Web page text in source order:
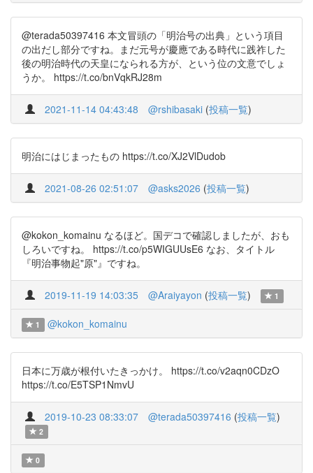
@terada50397416 本文冒頭の「明治号の出典」という項目
の出だし部分ですね。まだ元号が慶應である時代に践祚した
後の明治時代の天皇になられる方が、という位の文意でしょ
うか。 https://t.co/bnVqkRJ28m
2021-11-14 04:43:48 @rshibasaki (投稿一覧)
明治にはじまったもの https://t.co/XJ2VlDudob
2021-08-26 02:51:07 @asks2026 (投稿一覧)
@kokon_komainu なるほど。国デコで確認しましたが、おも
しろいですね。 https://t.co/p5WIGUUsE6 なお、タイトル
『明治事物起"原"』ですね。
2019-11-19 14:03:35 @Araiyayon (投稿一覧) 1
1 @kokon_komainu
日本に万歳が根付いたきっかけ。 https://t.co/v2aqn0CDzO
https://t.co/E5TSP1NmvU
2019-10-23 08:33:07 @terada50397416 (投稿一覧)
2
0